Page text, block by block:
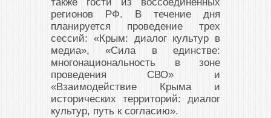
регионов РФ. В течение дня
планируется проведение трех
сессий: «Крым: диалог культур в
медиа», «Сила в единстве:
многонациональность в зоне
проведения СВО» и
«Взаимодействие Крыма и
исторических территорий: диалог
культур, путь к согласию».